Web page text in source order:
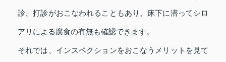
診、打診がおこなわれることもあり、床下に潜ってシロ
アリによる腐食の有無も確認できます。
それでは、インスペクションをおこなうメリットを見て